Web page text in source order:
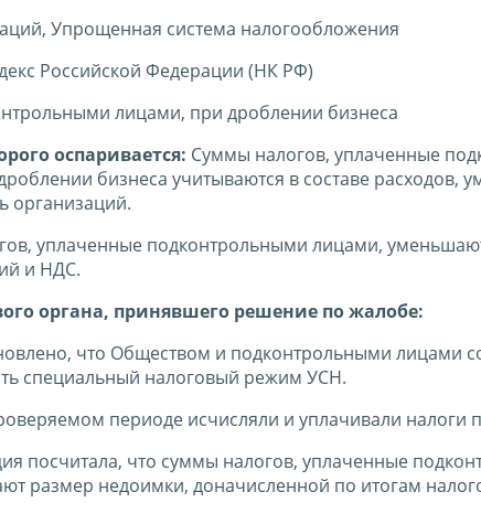
Упрощенная система налогообложения
Российской Федерации (НК РФ)
лицами, при дроблении бизнеса
оспаривается: Суммы налогов, уплаченные
бизнеса учитываются в составе расходов,
организаций.
уплаченные подконтрольными лицами,
и НДС.
органа, принявшего решение по жалобе:
что Обществом и подконтрольными лицами
специальный налоговый режим УСН.
периоде исчисляли и уплачивали налоги
посчитала, что суммы налогов, уплаченные
размер недоимки, доначисленной по итогам